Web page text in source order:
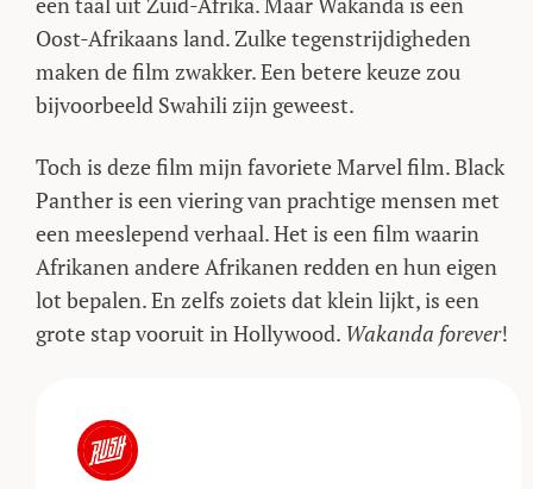
Oost-Afrikaans land. Zulke tegenstrijdigheden
maken de film zwakker. Een betere keuze zou
bijvoorbeeld Swahili zijn geweest.
Toch is deze film mijn favoriete Marvel film. Black
Panther is een viering van prachtige mensen met
een meeslepend verhaal. Het is een film waarin
Afrikanen andere Afrikanen redden en hun eigen
lot bepalen. En zelfs zoiets dat klein lijkt, is een
grote stap vooruit in Hollywood. Wakanda forever!